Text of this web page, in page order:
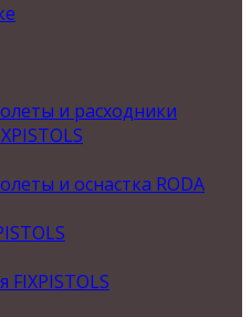
и расходники
и оснастка RODA